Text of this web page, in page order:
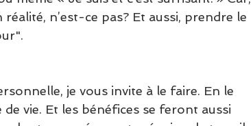
n’est-ce pas? Et aussi, prendre le
je vous invite à le faire. En le
vie. Et les bénéfices se feront aussi